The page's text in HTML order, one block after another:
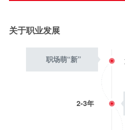
关于职业发展
职场萌“新”
2-3年